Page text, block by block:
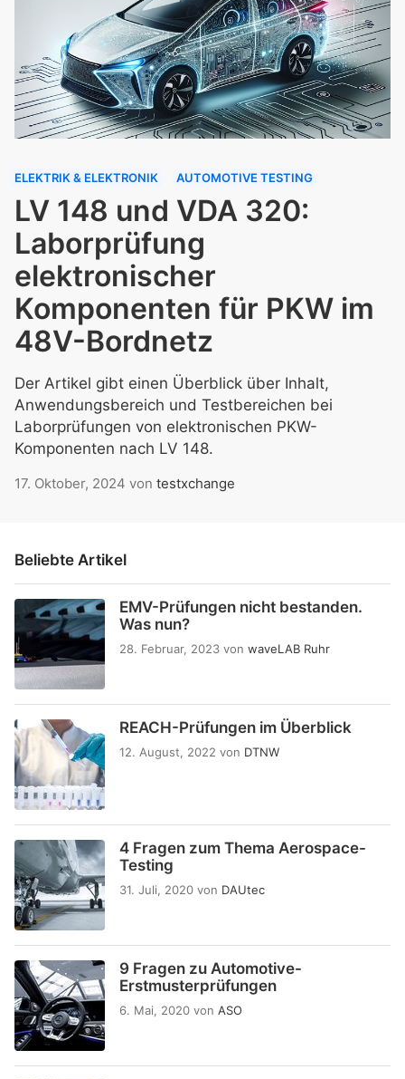
ELEKTRIK & ELEKTRONIK AUTOMOTIVE TESTING
LV 148 und VDA 320:
Laborprüfung
elektronischer
Komponenten für PKW im
48V-Bordnetz
Der Artikel gibt einen Überblick über Inhalt,
Anwendungsbereich und Testbereichen bei
Laborprüfungen von elektronischen PKW-
Komponenten nach LV 148.
17. Oktober, 2024 von testxchange
Beliebte Artikel
EMV-Prüfungen nicht bestanden.
Was nun?
28. Februar, 2023 von waveLAB Ruhr
REACH-Prüfungen im Überblick
12. August, 2022 von DTNW
4 Fragen zum Thema Aerospace-
Testing
31. Juli, 2020 von DAUtec
9 Fragen zu Automotive-
Erstmusterprüfungen
6. Mai, 2020 von ASO